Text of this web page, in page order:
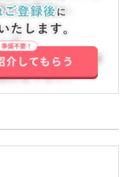
わせ下さい。
ブ
合わせ下さい。詳
わせ下さい。